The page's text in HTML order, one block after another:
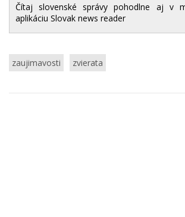
Čítaj slovenské správy pohodlne aj v
aplikáciu Slovak news reader
zaujimavosti zvierata